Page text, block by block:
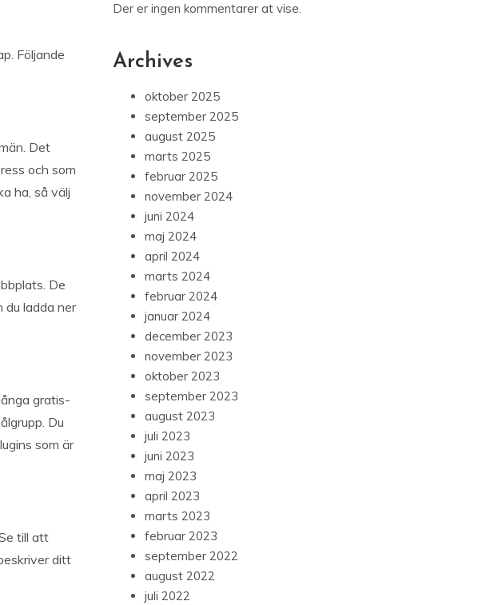
Följande
Det
och som
ha, så välj
De
du ladda ner
gratis-
Du
som är
till att
ditt
Der er ingen kommentarer at vise.
Archives
oktober 2025
september 2025
august 2025
marts 2025
februar 2025
november 2024
juni 2024
maj 2024
april 2024
marts 2024
februar 2024
januar 2024
december 2023
november 2023
oktober 2023
september 2023
august 2023
juli 2023
juni 2023
maj 2023
april 2023
marts 2023
februar 2023
september 2022
august 2022
juli 2022